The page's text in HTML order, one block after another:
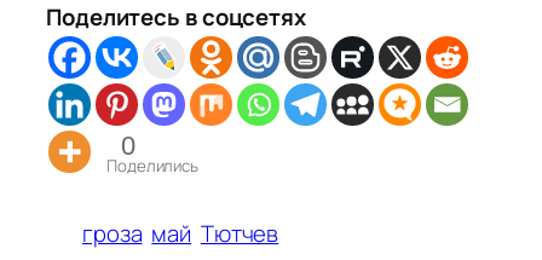
Поделитесь в соцсетях
0
Поделились
гроза май Тютчев